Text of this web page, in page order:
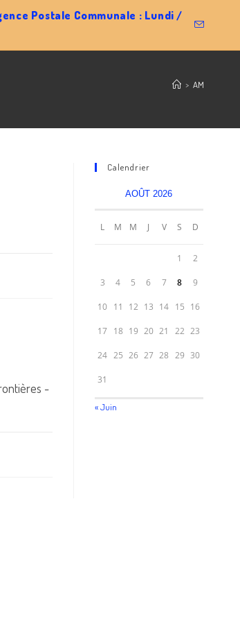
Postale Communale : Lundi /
> AM
-
Calendrier
AOÛT 2026
L M M J V S D
1 2
3 4 5 6 7 8 9
10 11 12 13 14 15 16
17 18 19 20 21 22 23
24 25 26 27 28 29 30
31
« Juin